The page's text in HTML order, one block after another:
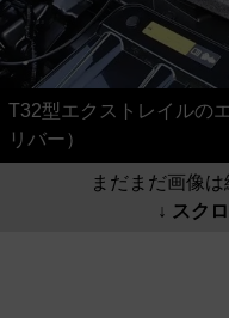
T32型エクストレイルの
リバー）
まだまだ画像は
↓ スク